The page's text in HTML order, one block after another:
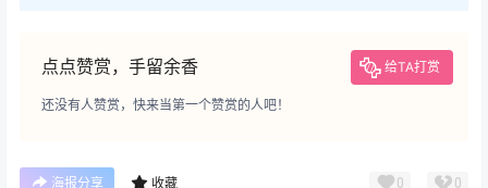
点点赞赏，手留余香 给TA打赏
还没有人赞赏，快来当第一个赞赏的人吧！
海报分享 收藏 0 0